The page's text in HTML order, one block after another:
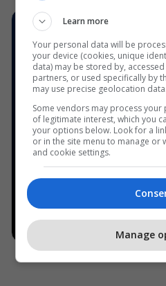
Learn more
Your personal data will be
your device (cookies, unique
data) may be stored by,
partners, or used specifically by
may use precise geolocation data.
Some vendors may process
of legitimate interest, which you
your options below. Look for a
or in the site menu to manage or
and cookie settings.
Manage